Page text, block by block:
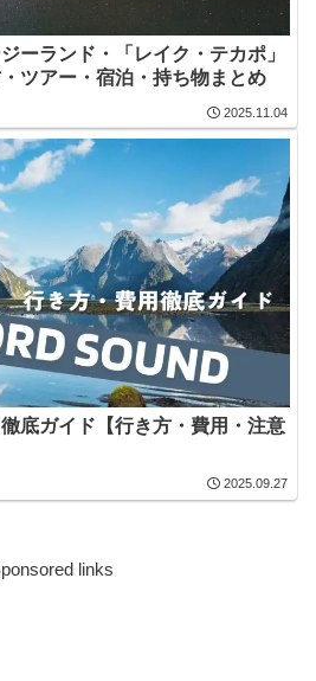
ーランド・「レイク・テカポ」
ツアー・宿泊・持ち物まとめ
2025.11.04
底ガイド【行き方・費用・注意
2025.09.27
links